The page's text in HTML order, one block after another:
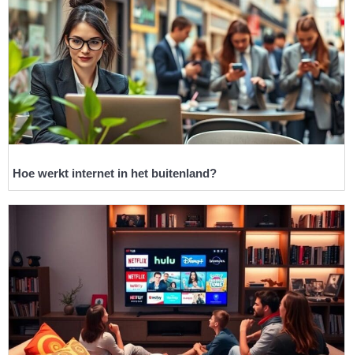
Hoe werkt internet in het buitenland?